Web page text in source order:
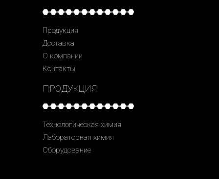
Продукция
Доставка
О компании
Контакты
ПРОДУКЦИЯ
Технологическая химия
Лабораторная химия
Оборудование